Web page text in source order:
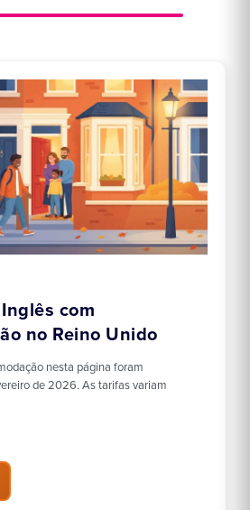
com
no Reino Unido
nesta página foram
de 2026. As tarifas variam